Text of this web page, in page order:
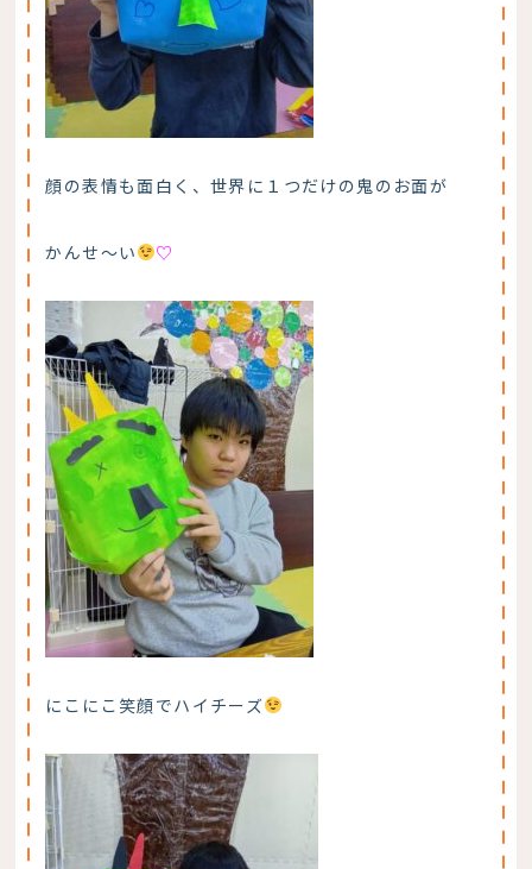
顔の表情も面白く、世界に１つだけの鬼のお面が
かんせ～い ♡
にこにこ笑顔でハイチーズ